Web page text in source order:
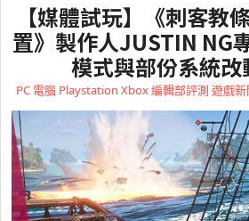
【媒體試玩】《刺客教
置》製作人JUSTIN NG
模式與部份系統改
PC 電腦 Playstation Xbox編輯部評測 遊戲新